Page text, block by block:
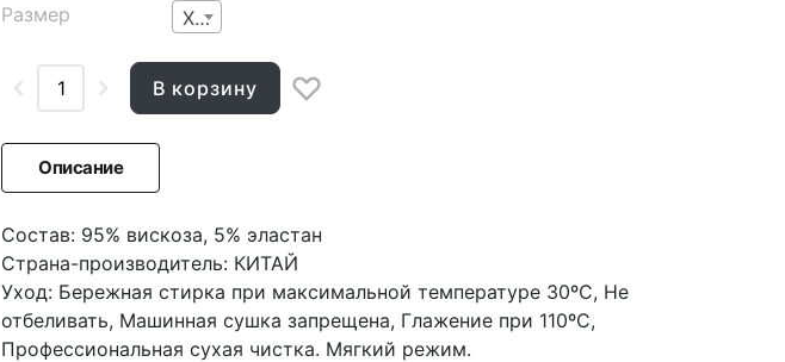
Размер XS
В корзину
Описание
Состав: 95% вискоза, 5% эластан
Страна-производитель: КИТАЙ
Уход: Бережная стирка при максимальной температуре 30ºС, Не
отбеливать, Машинная сушка запрещена, Глажение при 110ºС,
Профессиональная сухая чистка. Мягкий режим.